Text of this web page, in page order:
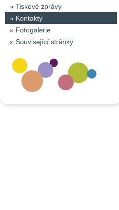
» Tiskové zprávy
» Kontakty
» Fotogalerie
» Související stránky